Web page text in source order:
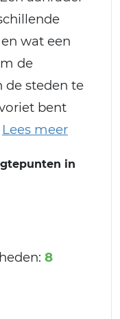
wat een
de
de steden te
bent
in
8